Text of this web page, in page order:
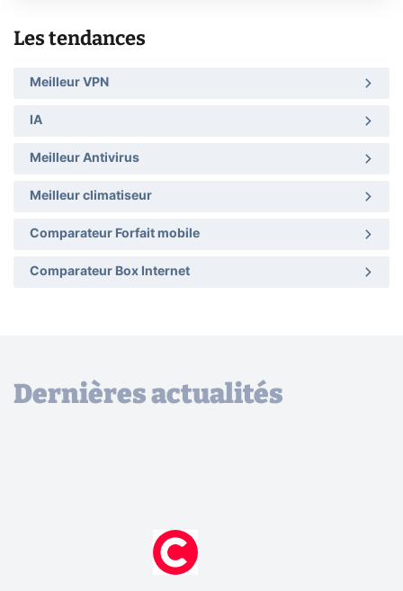
Les tendances
Meilleur VPN
IA
Meilleur Antivirus
Meilleur climatiseur
Comparateur Forfait mobile
Comparateur Box Internet
Dernières actualités